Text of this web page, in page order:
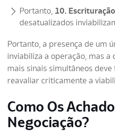
Portanto, 10.
desatualizados
Portanto, a presença de um
inviabiliza a operação, mas a
mais sinais simultâneos
reavaliar criticamente a
Como Os
Negociação?